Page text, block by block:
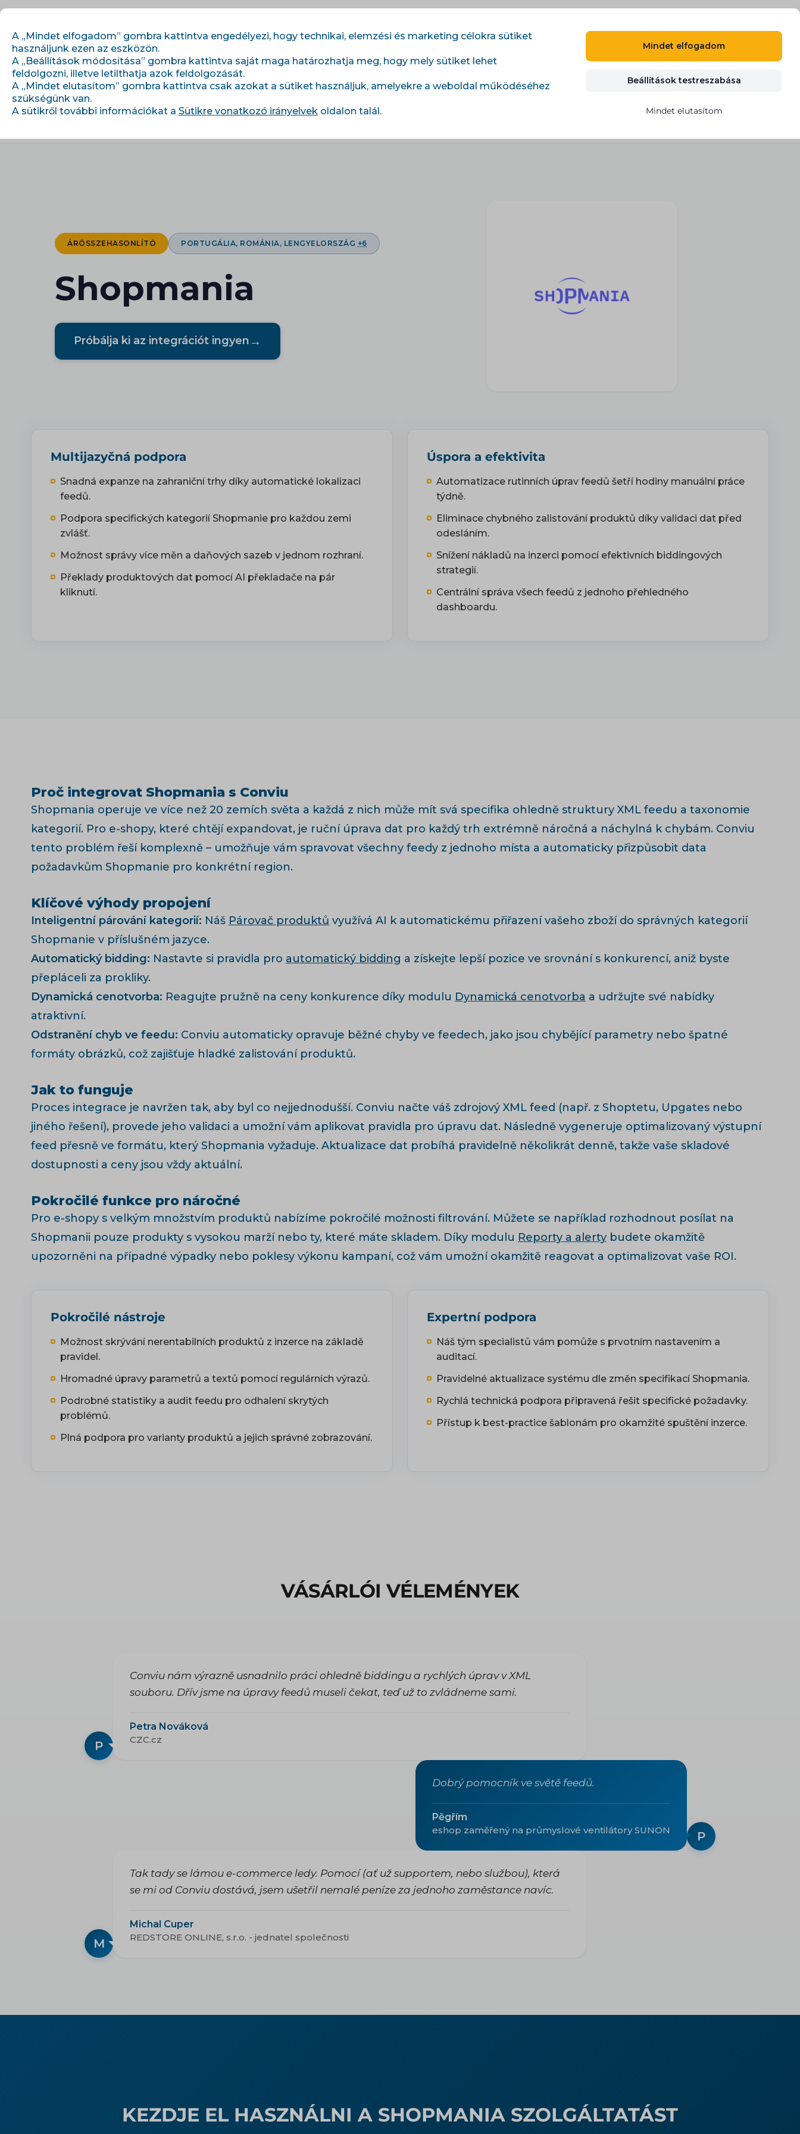
INGYENES KIPRÓBÁLÁS
Kezdő lépések
ÁRÖSSZEHASONLÍTÓ PORTUGÁLIA, ROMÁNIA, LENGYELORSZÁG +6
Shopmania
Próbálja ki az integrációt ingyen →
Multijazyčná podpora
Snadná expanze na zahraniční trhy díky automatické lokalizaci
feedů.
Podpora specifických kategorií Shopmanie pro každou zemi
zvlášť.
Možnost správy více měn a daňových sazeb v jednom rozhraní.
Překlady produktových dat pomocí AI překladače na pár
kliknutí.
Úspora a efektivita
Automatizace rutinních úprav feedů šetří hodiny manuální práce
týdně.
Eliminace chybného zalistování produktů díky validaci dat před
odesláním.
Snížení nákladů na inzerci pomocí efektivních biddingových
strategií.
Centrální správa všech feedů z jednoho přehledného
dashboardu.
Proč integrovat Shopmania s Conviu
Shopmania operuje ve více než 20 zemích světa a každá z nich může mít svá specifika ohledně struktury XML feedu a taxonomie
kategorií. Pro e-shopy, které chtějí expandovat, je ruční úprava dat pro každý trh extrémně náročná a náchylná k chybám. Conviu
tento problém řeší komplexně – umožňuje vám spravovat všechny feedy z jednoho místa a automaticky přizpůsobit data
požadavkům Shopmanie pro konkrétní region.
Klíčové výhody propojení
Inteligentní párování kategorií: Náš Párovač produktů využívá AI k automatickému přiřazení vašeho zboží do správných kategorií
Shopmanie v příslušném jazyce.
Automatický bidding: Nastavte si pravidla pro automatický bidding a získejte lepší pozice ve srovnání s konkurencí, aniž byste
přepláceli za prokliky.
Dynamická cenotvorba: Reagujte pružně na ceny konkurence díky modulu Dynamická cenotvorba a udržujte své nabídky
atraktivní.
Odstranění chyb ve feedu: Conviu automaticky opravuje běžné chyby ve feedech, jako jsou chybějící parametry nebo špatné
formáty obrázků, což zajišťuje hladké zalistování produktů.
Jak to funguje
Proces integrace je navržen tak, aby byl co nejjednodušší. Conviu načte váš zdrojový XML feed (např. z Shoptetu, Upgates nebo
jiného řešení), provede jeho validaci a umožní vám aplikovat pravidla pro úpravu dat. Následně vygeneruje optimalizovaný výstupní
feed přesně ve formátu, který Shopmania vyžaduje. Aktualizace dat probíhá pravidelně několikrát denně, takže vaše skladové
dostupnosti a ceny jsou vždy aktuální.
Pokročilé funkce pro náročné
Pro e-shopy s velkým množstvím produktů nabízíme pokročilé možnosti filtrování. Můžete se například rozhodnout posílat na
Shopmanii pouze produkty s vysokou marží nebo ty, které máte skladem. Díky modulu Reporty a alerty budete okamžitě
upozorněni na případné výpadky nebo poklesy výkonu kampaní, což vám umožní okamžitě reagovat a optimalizovat vaše ROI.
Pokročilé nástroje
Možnost skrývání nerentabilních produktů z inzerce na základě
pravidel.
Hromadné úpravy parametrů a textů pomocí regulárních výrazů.
Podrobné statistiky a audit feedu pro odhalení skrytých
problémů.
Plná podpora pro varianty produktů a jejich správné zobrazování.
Expertní podpora
Náš tým specialistů vám pomůže s prvotním nastavením a
auditací.
Pravidelné aktualizace systému dle změn specifikací Shopmania.
Rychlá technická podpora připravená řešit specifické požadavky.
Přístup k best-practice šablonám pro okamžité spuštění inzerce.
VÁSÁRLÓI VÉLEMÉNYEK
P
Conviu nám výrazně usnadnilo práci ohledně biddingu a rychlých úprav v XML
souboru. Dřív jsme na úpravy feedů museli čekat, teď už to zvládneme sami.
Petra Nováková
CZC.cz
P
Dobrý pomocník ve světě feedů.
Pěgřím
eshop zaměřený na průmyslové ventilátory SUNON
M
Tak tady se lámou e-commerce ledy. Pomocí (ať už supportem, nebo službou), která
se mi od Conviu dostává, jsem ušetřil nemalé peníze za jednoho zaměstance navíc.
Michal Cuper
REDSTORE ONLINE, s.r.o. - jednatel společnosti
KEZDJE EL HASZNÁLNI A SHOPMANIA SZOLGÁLTATÁST
A „Mindet elfogadom” gombra kattintva engedélyezi, hogy technikai, elemzési és marketing célokra sütiket
használjunk ezen az eszközön.
A „Beállítások módosítása” gombra kattintva saját maga határozhatja meg, hogy mely sütiket lehet
feldolgozni, illetve letilthatja azok feldolgozását.
A „Mindet elutasítom” gombra kattintva csak azokat a sütiket használjuk, amelyekre a weboldal működéséhez
szükségünk van.
A sütikről további információkat a Sütikre vonatkozó irányelvek oldalon talál.
Mindet elfogadom
Beállítások testreszabása
Mindet elutasítom